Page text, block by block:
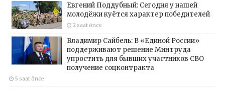
Евгений Поддубный: Сегодня у нашей
молодёжи куётся характер победителей
2 saat önce
Владимир Сайбель: В «Единой России»
поддерживают решение Минтруда
упростить для бывших участников СВО
получение соцконтракта
5 saat önce